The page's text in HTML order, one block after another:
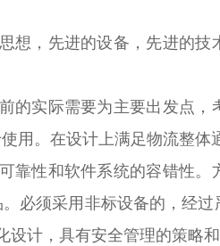
，先进的设备，先进的技
实际需要为主要出发点，
用。在设计上满足物流整体
性和软件系统的容错性。
必须采用非标设备的，经
计，具有安全管理的策略